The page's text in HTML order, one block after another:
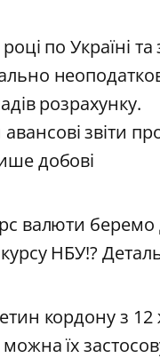
по Україні
розрахунку.
звіти
добові
валюти беремо
НБУ!?
кордону з
їх